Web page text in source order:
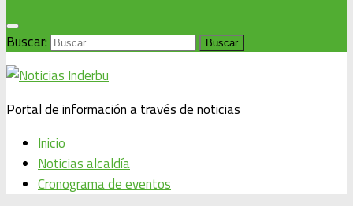
Buscar:
Portal de información a través de noticias
Inicio
Noticias alcaldía
Cronograma de eventos